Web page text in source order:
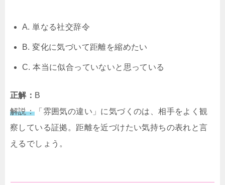
A. 単なる社交辞令
B. 変化に気づいて距離を縮めたい
C. 本当に似合っていないと思っている
正解： B
解説： 「雰囲気の違い」に気づくのは、相手をよく観
察している証拠。距離を近づけたい気持ちの表れと言
えるでしょう。